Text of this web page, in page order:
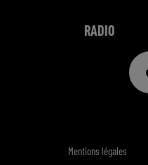
RADIO
Mentions légales